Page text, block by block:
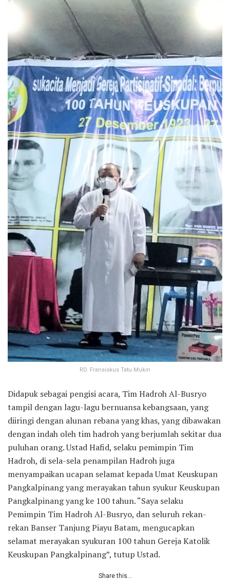
RD. Fransiskus Tatu Mukin
Didapuk sebagai pengisi acara, Tim Hadroh Al-Busryo
tampil dengan lagu-lagu bernuansa kebangsaan, yang
diiringi dengan alunan rebana yang khas, yang dibawakan
dengan indah oleh tim hadroh yang berjumlah sekitar dua
puluhan orang. Ustad Hafid, selaku pemimpin Tim
Hadroh, di sela-sela penampilan Hadroh juga
menyampaikan ucapan selamat kepada Umat Keuskupan
Pangkalpinang yang merayakan tahun syukur Keuskupan
Pangkalpinang yang ke 100 tahun. “Saya selaku
Pemimpin Tim Hadroh Al-Busryo, dan seluruh rekan-
rekan Banser Tanjung Piayu Batam, mengucapkan
selamat merayakan syukuran 100 tahun Gereja Katolik
Keuskupan Pangkalpinang”, tutup Ustad.
Share this...